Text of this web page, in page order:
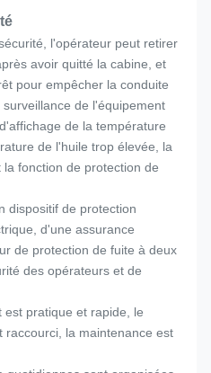
l'opérateur peut retirer
avoir quitté la cabine, et
pour empêcher la conduite
de l'équipement
de la température
de l'huile trop élevée, la
fonction de protection de
dispositif de protection
d'une assurance
de protection de fuite à deux
des opérateurs et de
est pratique et rapide, le
la maintenance est